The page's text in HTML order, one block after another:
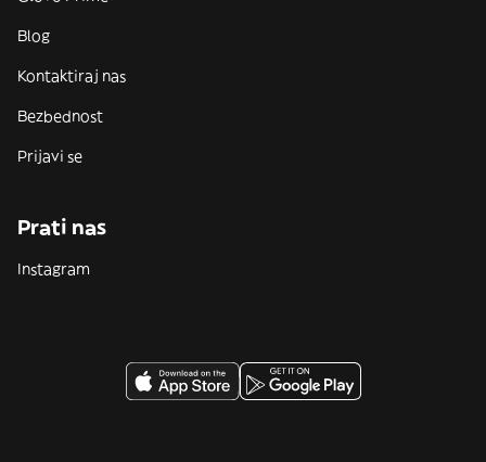
Blog
Kontaktiraj nas
Bezbednost
Prijavi se
Prati nas
Instagram